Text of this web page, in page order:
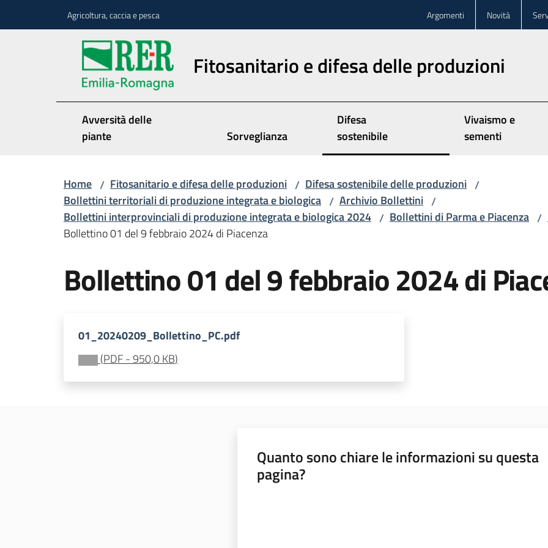
Agricoltura, caccia e pesca Argomenti Novità
Fitosanitario e difesa delle produzioni
Avversità delle
piante
Sorveglianza
Difesa
sostenibile
Vivaismo e
sementi
Home / Fitosanitario e difesa delle produzioni / Difesa sostenibile delle produzioni /
Bollettini territoriali di produzione integrata e biologica / Archivio Bollettini /
Bollettini interprovinciali di produzione integrata e biologica 2024 / Bollettini di Parma e Piacenza /
Bollettino 01 del 9 febbraio 2024 di Piacenza
Bollettino 01 del 9 febbraio 2024 di
01_20240209_Bollettino_PC.pdf
(PDF-950,0 KB)
Quanto sono chiare le informazioni su questa
pagina?